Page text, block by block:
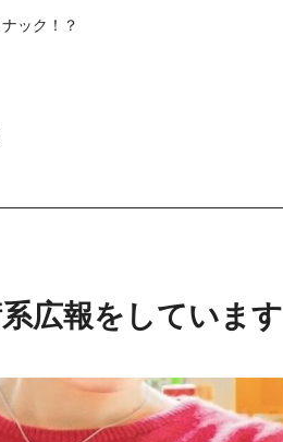
ック！？
広報をしています